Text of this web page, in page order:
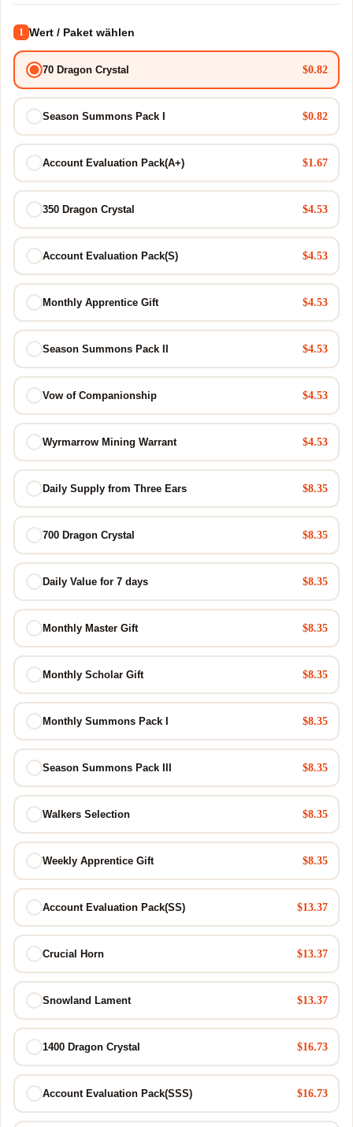
1 Wert / Paket wählen
70 Dragon Crystal $0.82
Season Summons Pack I $0.82
Account Evaluation Pack(A+) $1.67
350 Dragon Crystal $4.53
Account Evaluation Pack(S) $4.53
Monthly Apprentice Gift $4.53
Season Summons Pack II $4.53
Vow of Companionship $4.53
Wyrmarrow Mining Warrant $4.53
Daily Supply from Three Ears $8.35
700 Dragon Crystal $8.35
Daily Value for 7 days $8.35
Monthly Master Gift $8.35
Monthly Scholar Gift $8.35
Monthly Summons Pack I $8.35
Season Summons Pack III $8.35
Walkers Selection $8.35
Weekly Apprentice Gift $8.35
Account Evaluation Pack(SS) $13.37
Crucial Horn $13.37
Snowland Lament $13.37
1400 Dragon Crystal $16.73
Account Evaluation Pack(SSS) $16.73